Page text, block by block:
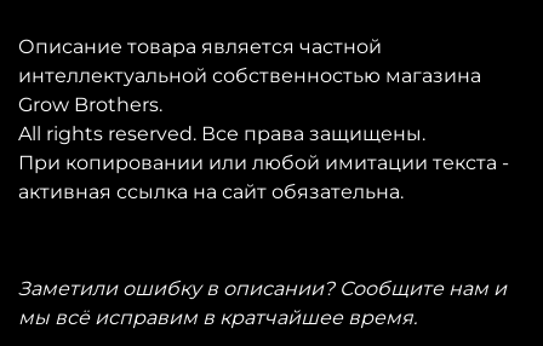
Описание товара является частной
интеллектуальной собственностью магазина
Grow Brothers.
All rights reserved. Все права защищены.
При копировании или любой имитации текста -
активная ссылка на сайт обязательна.
Заметили ошибку в описании? Сообщите нам и
мы всё исправим в кратчайшее время.